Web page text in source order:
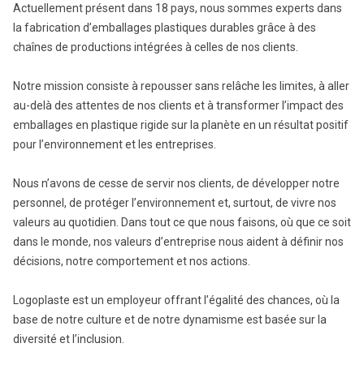
Actuellement présent dans 18 pays, nous sommes experts dans
la fabrication d’emballages plastiques durables grâce à des
chaînes de productions intégrées à celles de nos clients.
Notre mission consiste à repousser sans relâche les limites, à aller
au-delà des attentes de nos clients et à transformer l’impact des
emballages en plastique rigide sur la planète en un résultat positif
pour l’environnement et les entreprises.
Nous n’avons de cesse de servir nos clients, de développer notre
personnel, de protéger l’environnement et, surtout, de vivre nos
valeurs au quotidien. Dans tout ce que nous faisons, où que ce soit
dans le monde, nos valeurs d’entreprise nous aident à définir nos
décisions, notre comportement et nos actions.
Logoplaste est un employeur offrant l’égalité des chances, où la
base de notre culture et de notre dynamisme est basée sur la
diversité et l’inclusion.